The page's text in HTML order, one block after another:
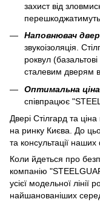
захист від
Наповнювач
звукоізоляція.
роквул
сталевим дверям
Оптимальна
співпрацює
Двері Стілгард та
на ринку Києва. До
та консультації наших
Коли йдеться про
компанію
усієї модельної лінії
найшанованіших